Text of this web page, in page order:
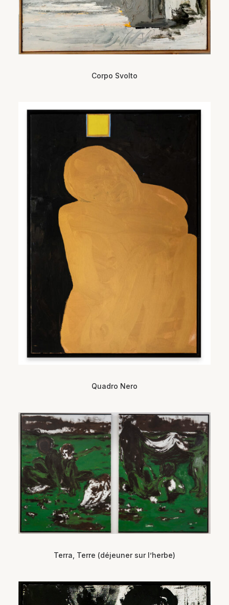
Corpo Svolto
Quadro Nero
Terra, Terre (déjeuner sur l’herbe)